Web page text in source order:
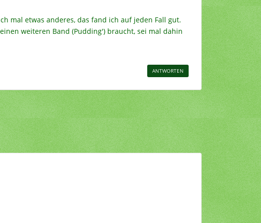
mal etwas anderes, das fand ich auf jeden Fall gut.
weiteren Band (Pudding') braucht, sei mal dahin
ANTWORTEN